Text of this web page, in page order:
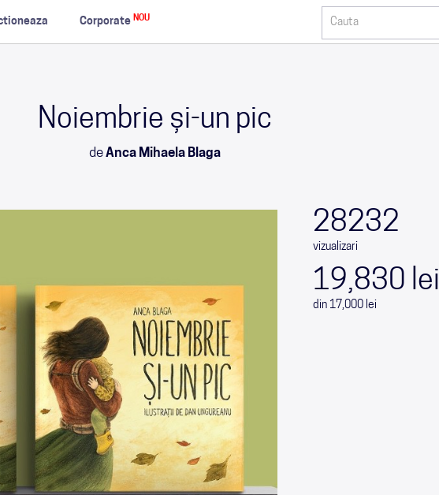
Corporate NOU
Noiembrie și-un pic
deAnca Mihaela Blaga
28232
vizualizari
19,830 lei
din 17,000 lei